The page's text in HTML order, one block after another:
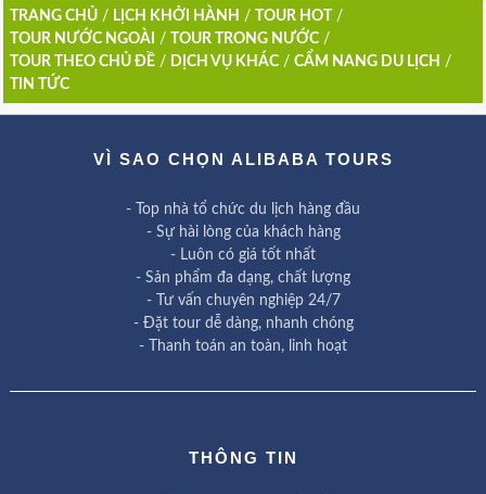
TRANG CHỦ/ LỊCH KHỞI HÀNH / TOUR HOT
/
TOUR NƯỚC NGOÀI
/ TOUR TRONG NƯỚC/
TOUR THEO CHỦ ĐỀ/ DỊCH VỤ KHÁC/ CẨM NANG DU LỊCH /
TIN TỨC
VÌ SAO CHỌN ALIBABA TOURS
- Top nhà tổ chức du lịch hàng đầu
- Sự hài lòng của khách hàng
- Luôn có giá tốt nhất
- Sản phẩm đa dạng, chất lượng
- Tư vấn chuyên nghiệp 24/7
- Đặt tour dễ dàng, nhanh chóng
- Thanh toán an toàn, linh hoạt
THÔNG TIN